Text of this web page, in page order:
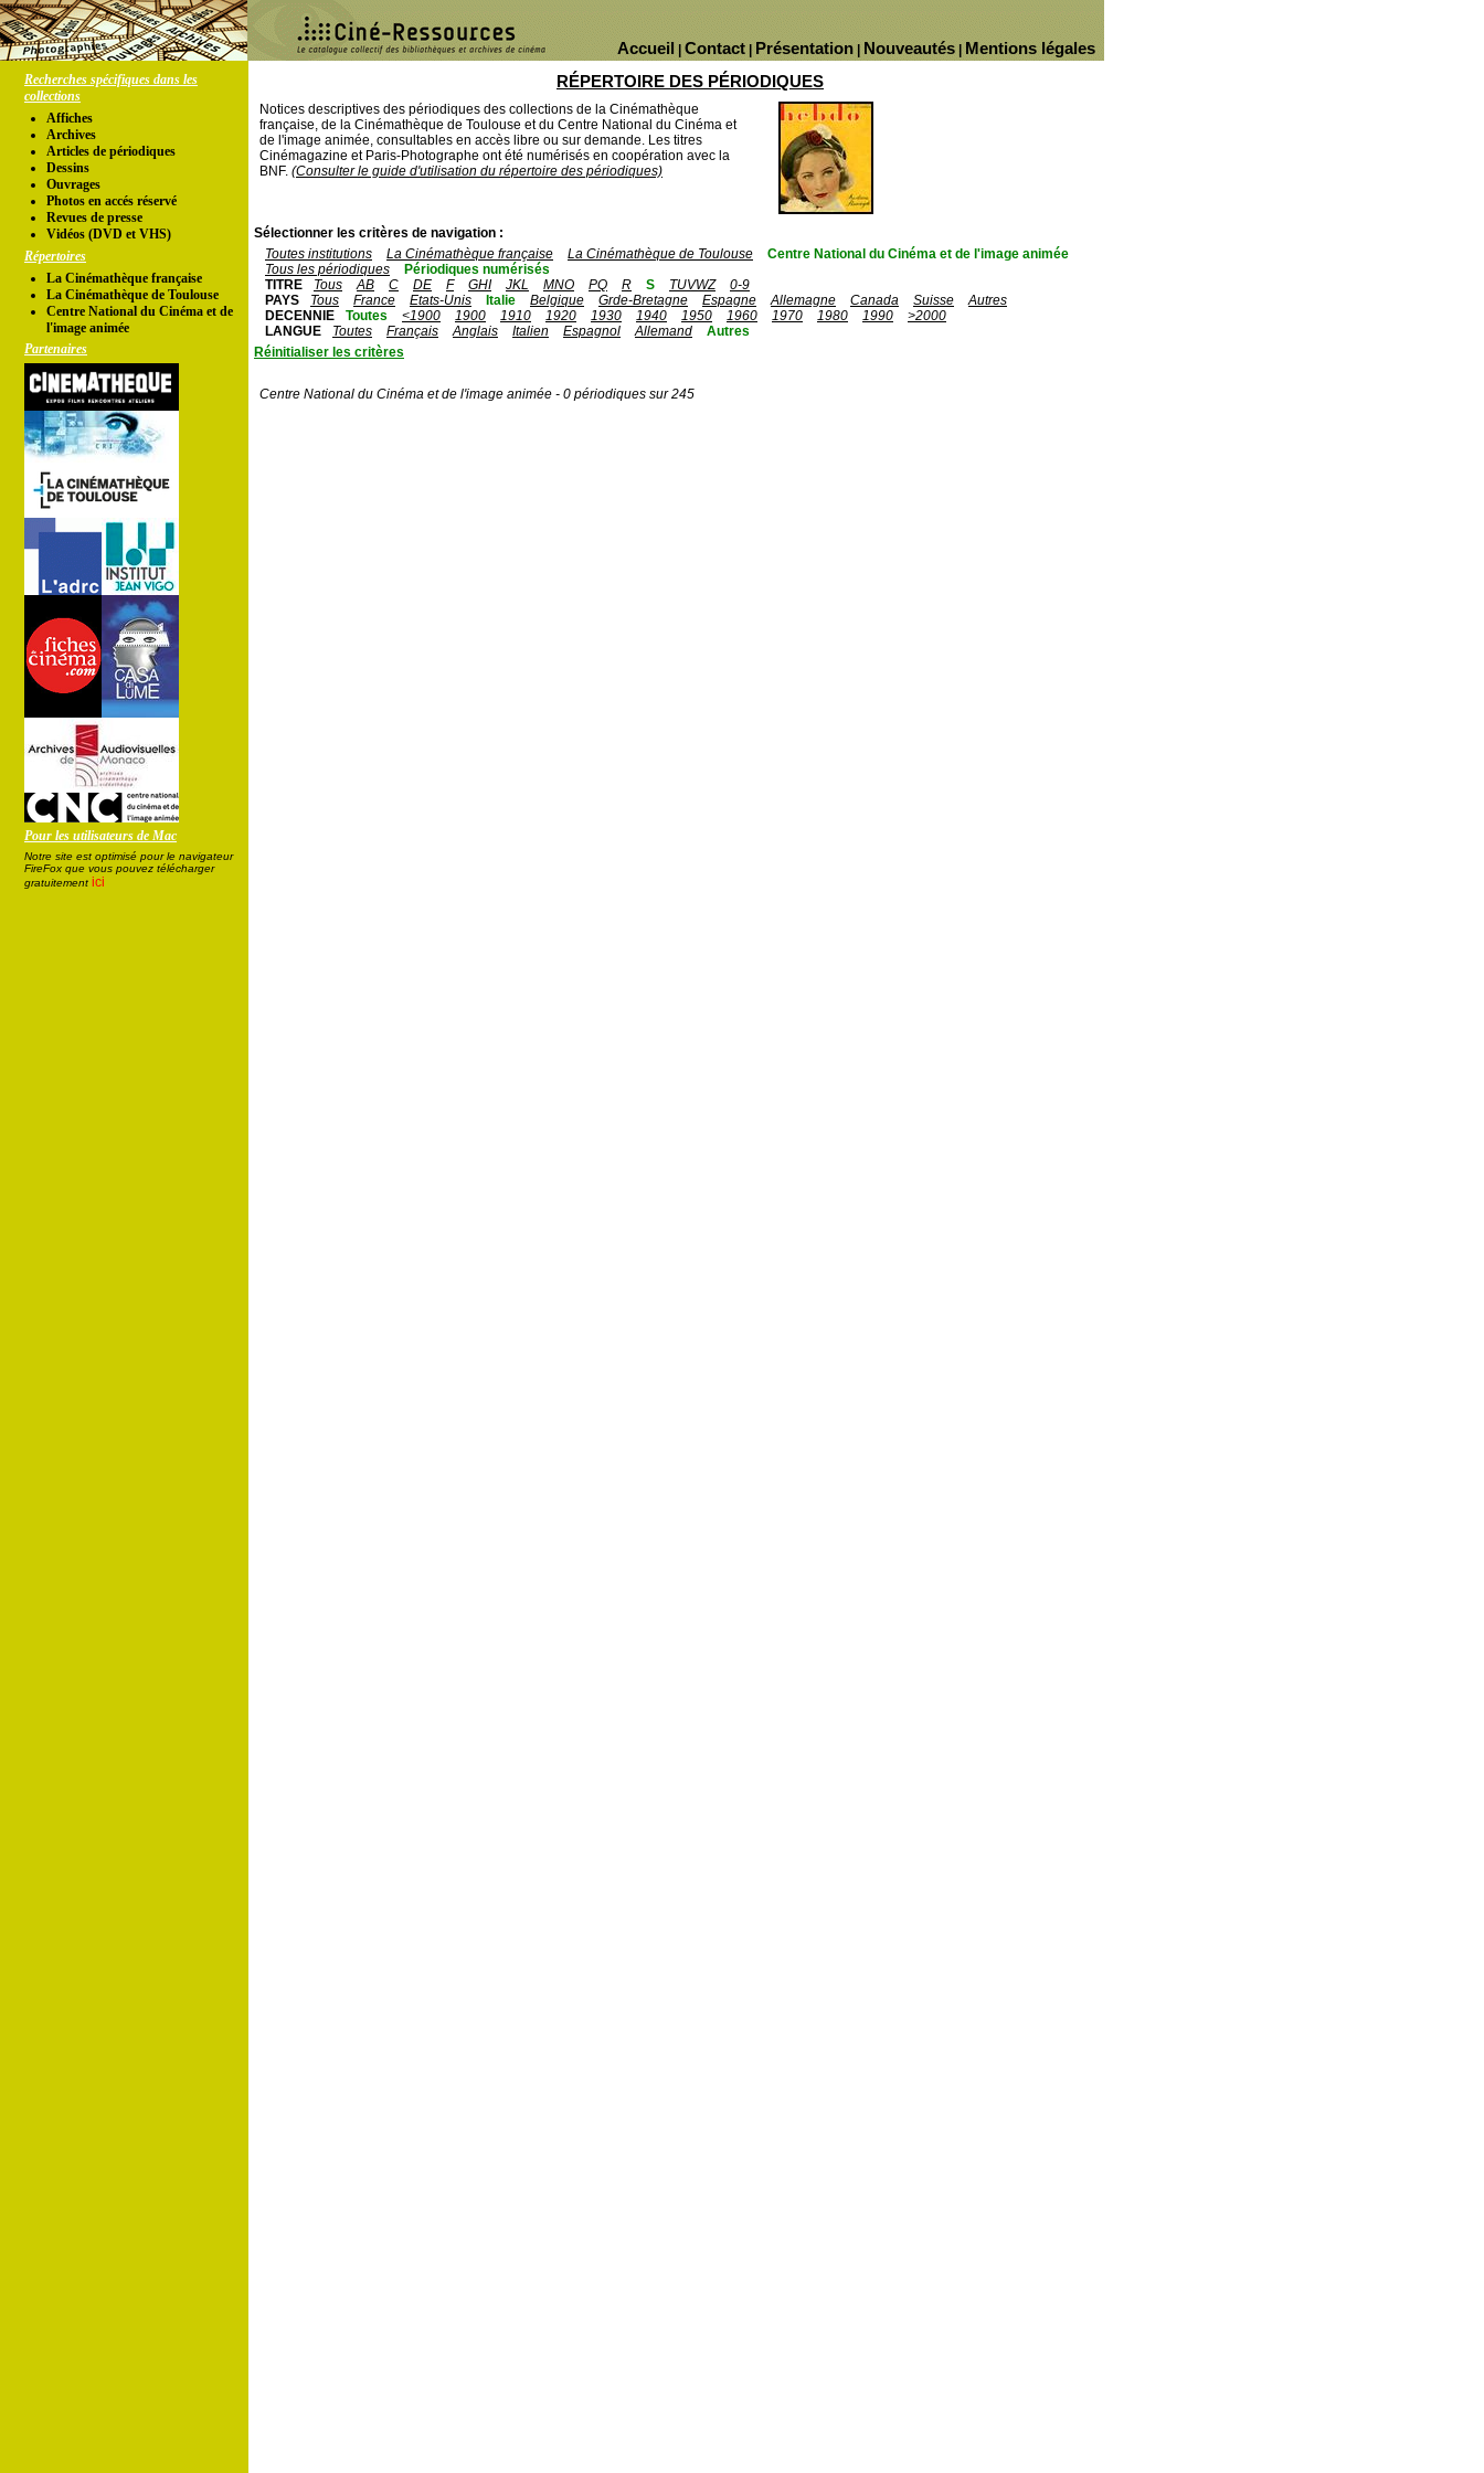
Mentions légales
Nouveautés
Présentation
Contact
Accueil
Recherches spécifiques dans les
collections
Affiches
Archives
Articles de périodiques
Dessins
Ouvrages
Photos en accés réservé
Revues de presse
Vidéos (DVD et VHS)
Répertoires
La Cinémathèque française
La Cinémathèque de Toulouse
Centre National du Cinéma et de
l'image animée
Partenaires
Pour les utilisateurs de Mac
Notre site est optimisé pour le navigateur
FireFox que vous pouvez télécharger
gratuitement ici
RÉPERTOIRE DES PÉRIODIQUES
Notices descriptives des périodiques des collections de la Cinémathèque
française, de la Cinémathèque de Toulouse et du Centre National du Cinéma et
de l'image animée, consultables en accès libre ou sur demande. Les titres
Cinémagazine et Paris-Photographe ont été numérisés en coopération avec la
BNF. (Consulter le guide d'utilisation du répertoire des périodiques)
Sélectionner les critères de navigation :
Toutes institutions
La Cinémathèque française La Cinémathèque de Toulouse
Centre National du Cinéma et de l'image animée
Tous les périodiques
Périodiques numérisés
TITRE
Tous AB C DE F GHI JKL MNO PQ R S TUVWZ
0-9
PAYS
Tous France Etats-Unis Italie Belgique Grde-Bretagne Espagne Allemagne Canada Suisse
Autres
DECENNIE
Toutes <1900 1900 1910 1920 1930 1940 1950 1960 1970 1980 1990
>2000
LANGUE
Toutes Français Anglais Italien Espagnol Allemand
Autres
Réinitialiser les critères
Centre National du Cinéma et de l'image animée - 0 périodiques sur 245